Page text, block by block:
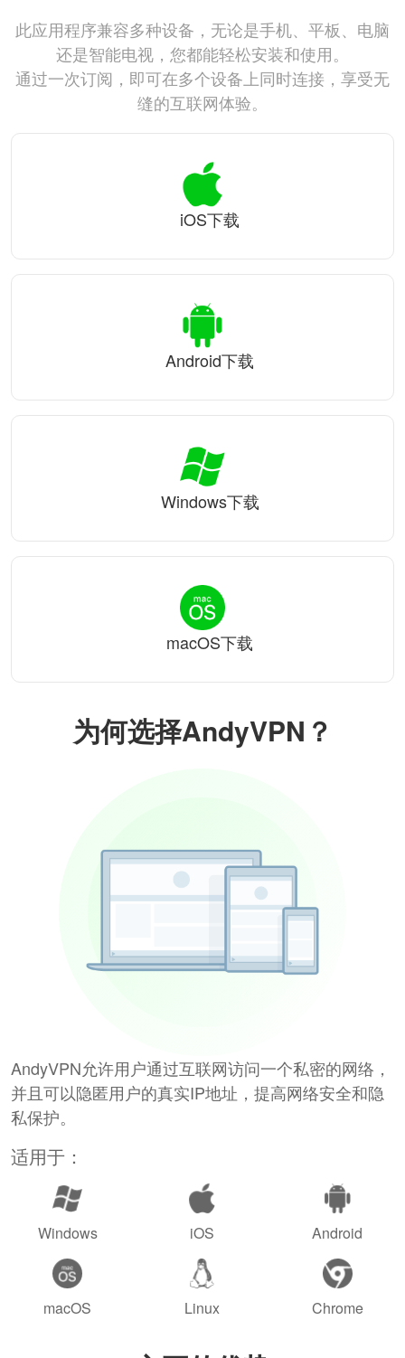
为何选择AndyVPN？
AndyVPN允许用户通过互联网访问一个私密的网络，
并且可以隐匿用户的真实IP地址，提高网络安全和隐
私保护。
适用于：
Windows iOS Android
macOS Linux Chrome
此应用程序兼容多种设备，无论是手机、平板、电脑
还是智能电视，您都能轻松安装和使用。
通过一次订阅，即可在多个设备上同时连接，享受无
缝的互联网体验。
iOS下载
Android下载
Windows下载
macOS下载